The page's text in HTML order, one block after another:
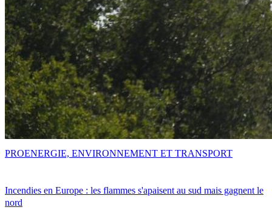
Incendies en Europe : les flammes s'apaisent au sud mais gagnent le
nord
PROENERGIE, ENVIRONNEMENT ET TRANSPORT